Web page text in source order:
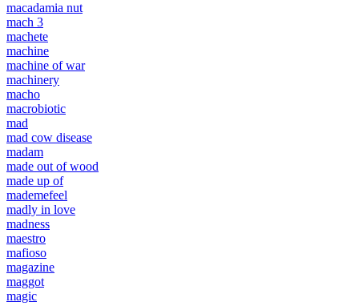
macadamia nut
mach 3
machete
machine
machine of war
machinery
macho
macrobiotic
mad
mad cow disease
madam
made out of wood
made up of
mademefeel
madly in love
madness
maestro
mafioso
magazine
maggot
magic